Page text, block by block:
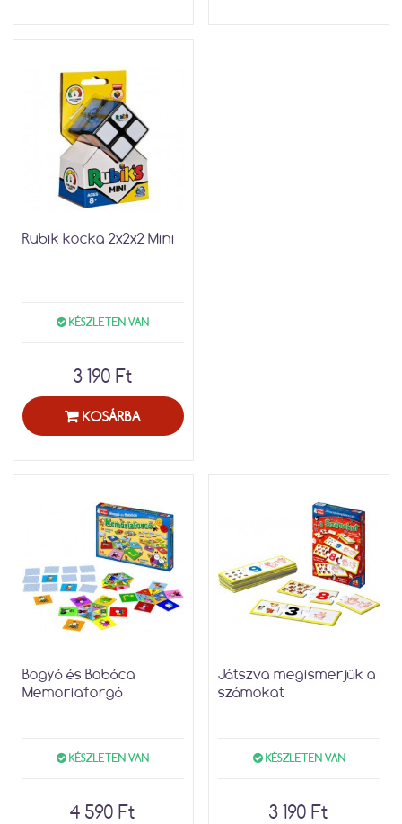
Rubik kocka 2x2x2 Mini
KÉSZLETEN VAN
3 190 Ft
KOSÁRBA
Bogyó és Babóca
Memoriaforgó
KÉSZLETEN VAN
4 590 Ft
Játszva megismerjük a
számokat
KÉSZLETEN VAN
3 190 Ft